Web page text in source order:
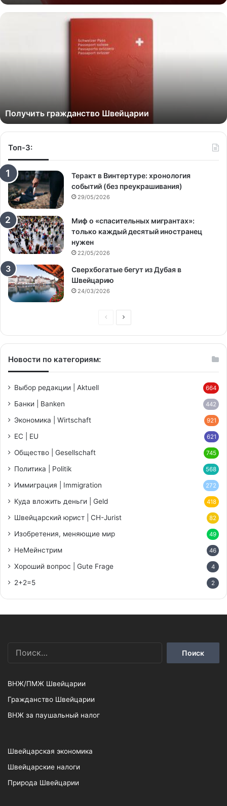
Получить гражданство Швейцарии
Топ-3:
Теракт в Винтертуре: хронология
событий (без преукрашивания)
29/05/2026
Миф о «спасительных мигрантах»:
только каждый десятый иностранец
нужен
22/05/2026
Сверхбогатые бегут из Дубая в
Швейцарию
24/03/2026
Предыдущая
Следующая
Новости по категориям:
Выбор редакции | Aktuell 664
Банки | Banken 442
Экономика | Wirtschaft 921
ЕС | EU 621
Общество | Gesellschaft 745
Политика | Politik 568
Иммиграция | Immigration 272
Куда вложить деньги | Geld 418
Швейцарский юрист | CH-Jurist 82
Изобретения, меняющие мир 49
НеМейнстрим 46
Хороший вопрос | Gute Frage 4
2+2=5 2
ВНЖ/ПМЖ Швейцарии
Гражданство Швейцарии
ВНЖ за паушальный налог
Швейцарская экономика
Швейцарские налоги
Природа Швейцарии